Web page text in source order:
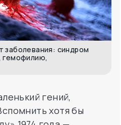
заболевания: синдром
гемофилию,
гений,
хотя бы
оружия
обычай сати —